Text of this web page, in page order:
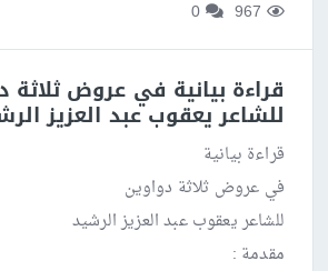
قراءة بيانية في عروض ثلاثة
للشاعر يعقوب عبد العزيز
قراءة بيانية
في عروض ثلاثة دواوين
للشاعر يعقوب عبد العزيز الرشيد
مقدمة :